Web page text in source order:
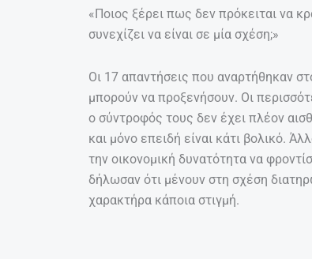
«Ποιος ξέρει πως δεν πρόκειται να
συνεχίζει να είναι σε μία σχέση;»
Οι 17 απαντήσεις που αναρτήθηκαν
μπορούν να προξενήσουν. Οι
ο σύντροφός τους δεν έχει πλέον
και μόνο επειδή είναι κάτι βολικό.
την οικονομική δυνατότητα να
δήλωσαν ότι μένουν στη σχέση
χαρακτήρα κάποια στιγμή.